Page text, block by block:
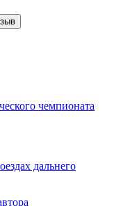
чемпионата
дальнего